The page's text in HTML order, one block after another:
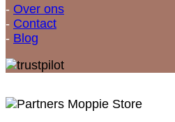
- Over ons
- Contact
- Blog